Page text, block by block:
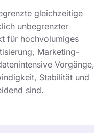
gleichzeitige
unbegrenzter
für hochvolumiges
Marketing-
Vorgänge,
Stabilität und
sind.